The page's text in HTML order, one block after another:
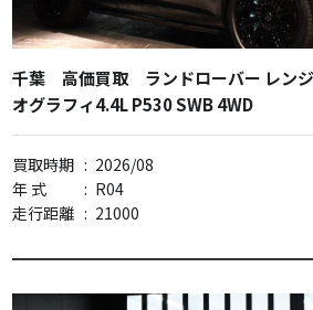
千葉 高価買取 ランドローバー レンジ
オグラフィ4.4L P530 SWB 4WD
買取時期 : 2026/08
年 式
: R04
走行距離 : 21000